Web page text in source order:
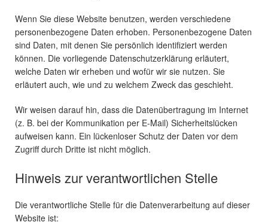
Wenn Sie diese Website benutzen, werden verschiedene
personenbezogene Daten erhoben. Personenbezogene Daten
sind Daten, mit denen Sie persönlich identifiziert werden
können. Die vorliegende Datenschutzerklärung erläutert,
welche Daten wir erheben und wofür wir sie nutzen. Sie
erläutert auch, wie und zu welchem Zweck das geschieht.
Wir weisen darauf hin, dass die Datenübertragung im Internet
(z. B. bei der Kommunikation per E-Mail) Sicherheitslücken
aufweisen kann. Ein lückenloser Schutz der Daten vor dem
Zugriff durch Dritte ist nicht möglich.
Hinweis zur verantwortlichen Stelle
Die verantwortliche Stelle für die Datenverarbeitung auf dieser
Website ist: